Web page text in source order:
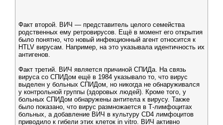
Факт второй. ВИЧ — представитель целого семейства
родственных ему ретровирусов. Ещё в момент его открытия
было понятно, что новый инфекционный агент относится к
HTLV вирусам. Например, на это указывала идентичность их
антигенов.
Факт третий. ВИЧ является причиной СПИДа. На связь
вируса со СПИДом ещё в 1984 указывало то, что вирус
выделен у больных СПИДом, но никогда не обнаруживался
у контрольной группы (здоровых людей). Кроме того, у
больных СПИДом обнаружены антитела к вирусу. Также
было показано, что вирус размножается в Т-лимфоцитах
больных, а добавление ВИЧ в культуру CD4 лимфоцитов
приводило к гибели этих клеток in vitro. ВИЧ активно